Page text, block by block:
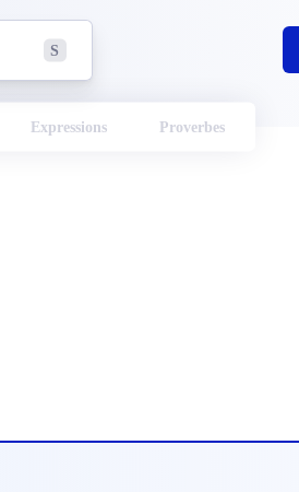
S
Expressions Proverbes